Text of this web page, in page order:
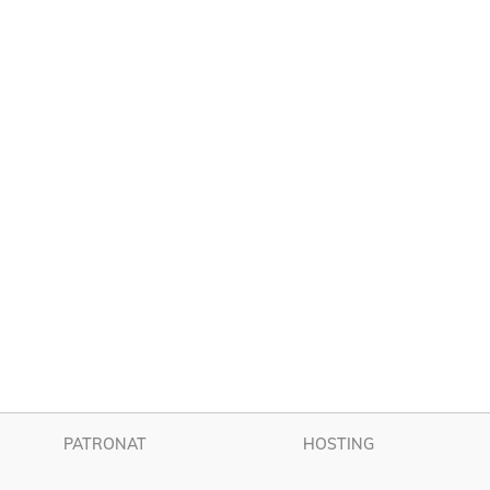
PATRONAT HOSTING